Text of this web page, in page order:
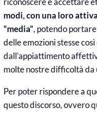
modi, con una loro
“media”, potendo
delle emozioni stesse
dall’appiattimento
molte nostre difficoltà da
Per poter rispondere a
questo discorso, ovvero